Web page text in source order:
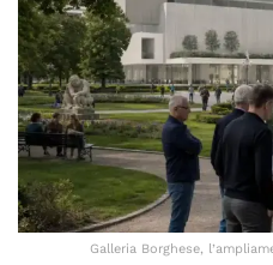
Galleria Borghese,